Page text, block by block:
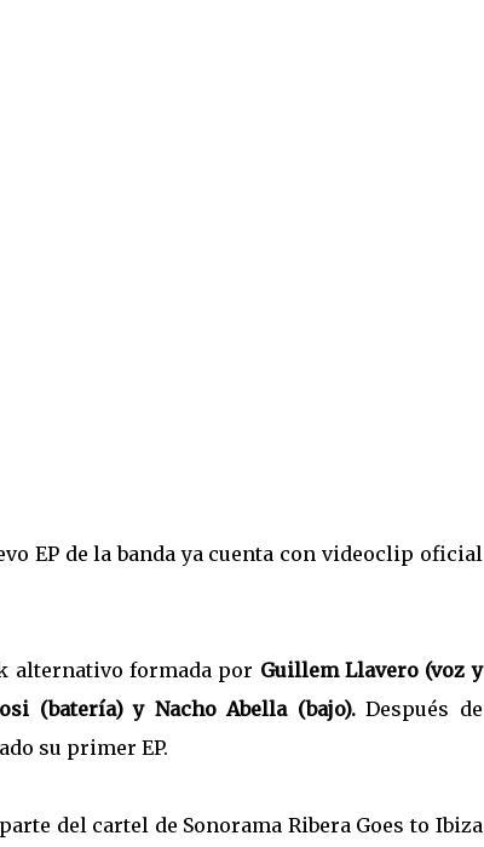
EP de la banda ya cuenta con videoclip oficial
alternativo formada por Guillem Llavero (voz y
(batería) y Nacho Abella (bajo).Después de
su primer EP.
del cartel de Sonorama Ribera Goes to Ibiza